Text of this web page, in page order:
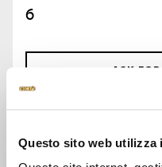
Questo sito web utilizza
6
ASK